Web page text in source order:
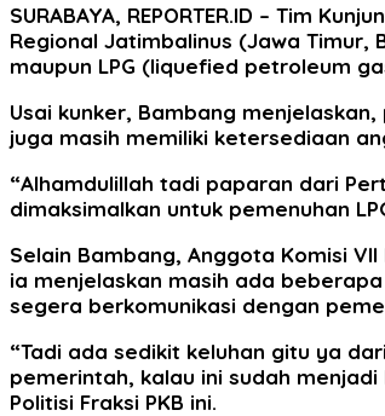
SURABAYA, REPORTER.ID – Tim
Regional Jatimbalinus (Jawa Timur,
maupun LPG (liquefied petroleum
Usai kunker, Bambang
juga masih memiliki ketersediaan
“Alhamdulillah tadi paparan dari
dimaksimalkan untuk pemenuhan
Selain Bambang, Anggota Komisi
ia menjelaskan masih ada
segera berkomunikasi dengan
“Tadi ada sedikit keluhan gitu ya
pemerintah, kalau ini sudah
Politisi Fraksi PKB ini.